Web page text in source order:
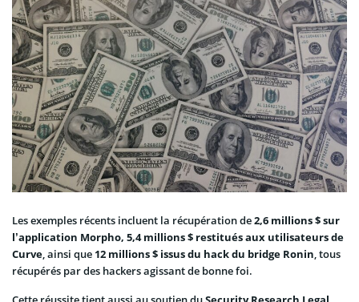
Les exemples récents incluent la récupération de2,6 millions $ sur
l’application Morpho, 5,4 millions $ restitués aux utilisateurs de
Curve, ainsi que 12 millions $ issus du hack du bridge Ronin, tous
récupérés par des hackers agissant de bonne foi.